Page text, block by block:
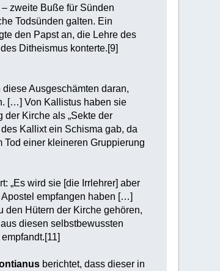
zweite Buße für Sünden
Todsünden galten. Ein
den Papst an, die Lehre des
Ditheismus konterte.[9]
Ausgeschämten daran,
[…] Von Kallistus haben sie
Kirche als „Sekte der
Kallixt ein Schisma gab, da
einer kleineren Gruppierung
„Es wird sie [die Irrlehrer] aber
empfangen haben […]
den Hütern der Kirche gehören,
diesen selbstbewussten
berichtet, dass dieser in